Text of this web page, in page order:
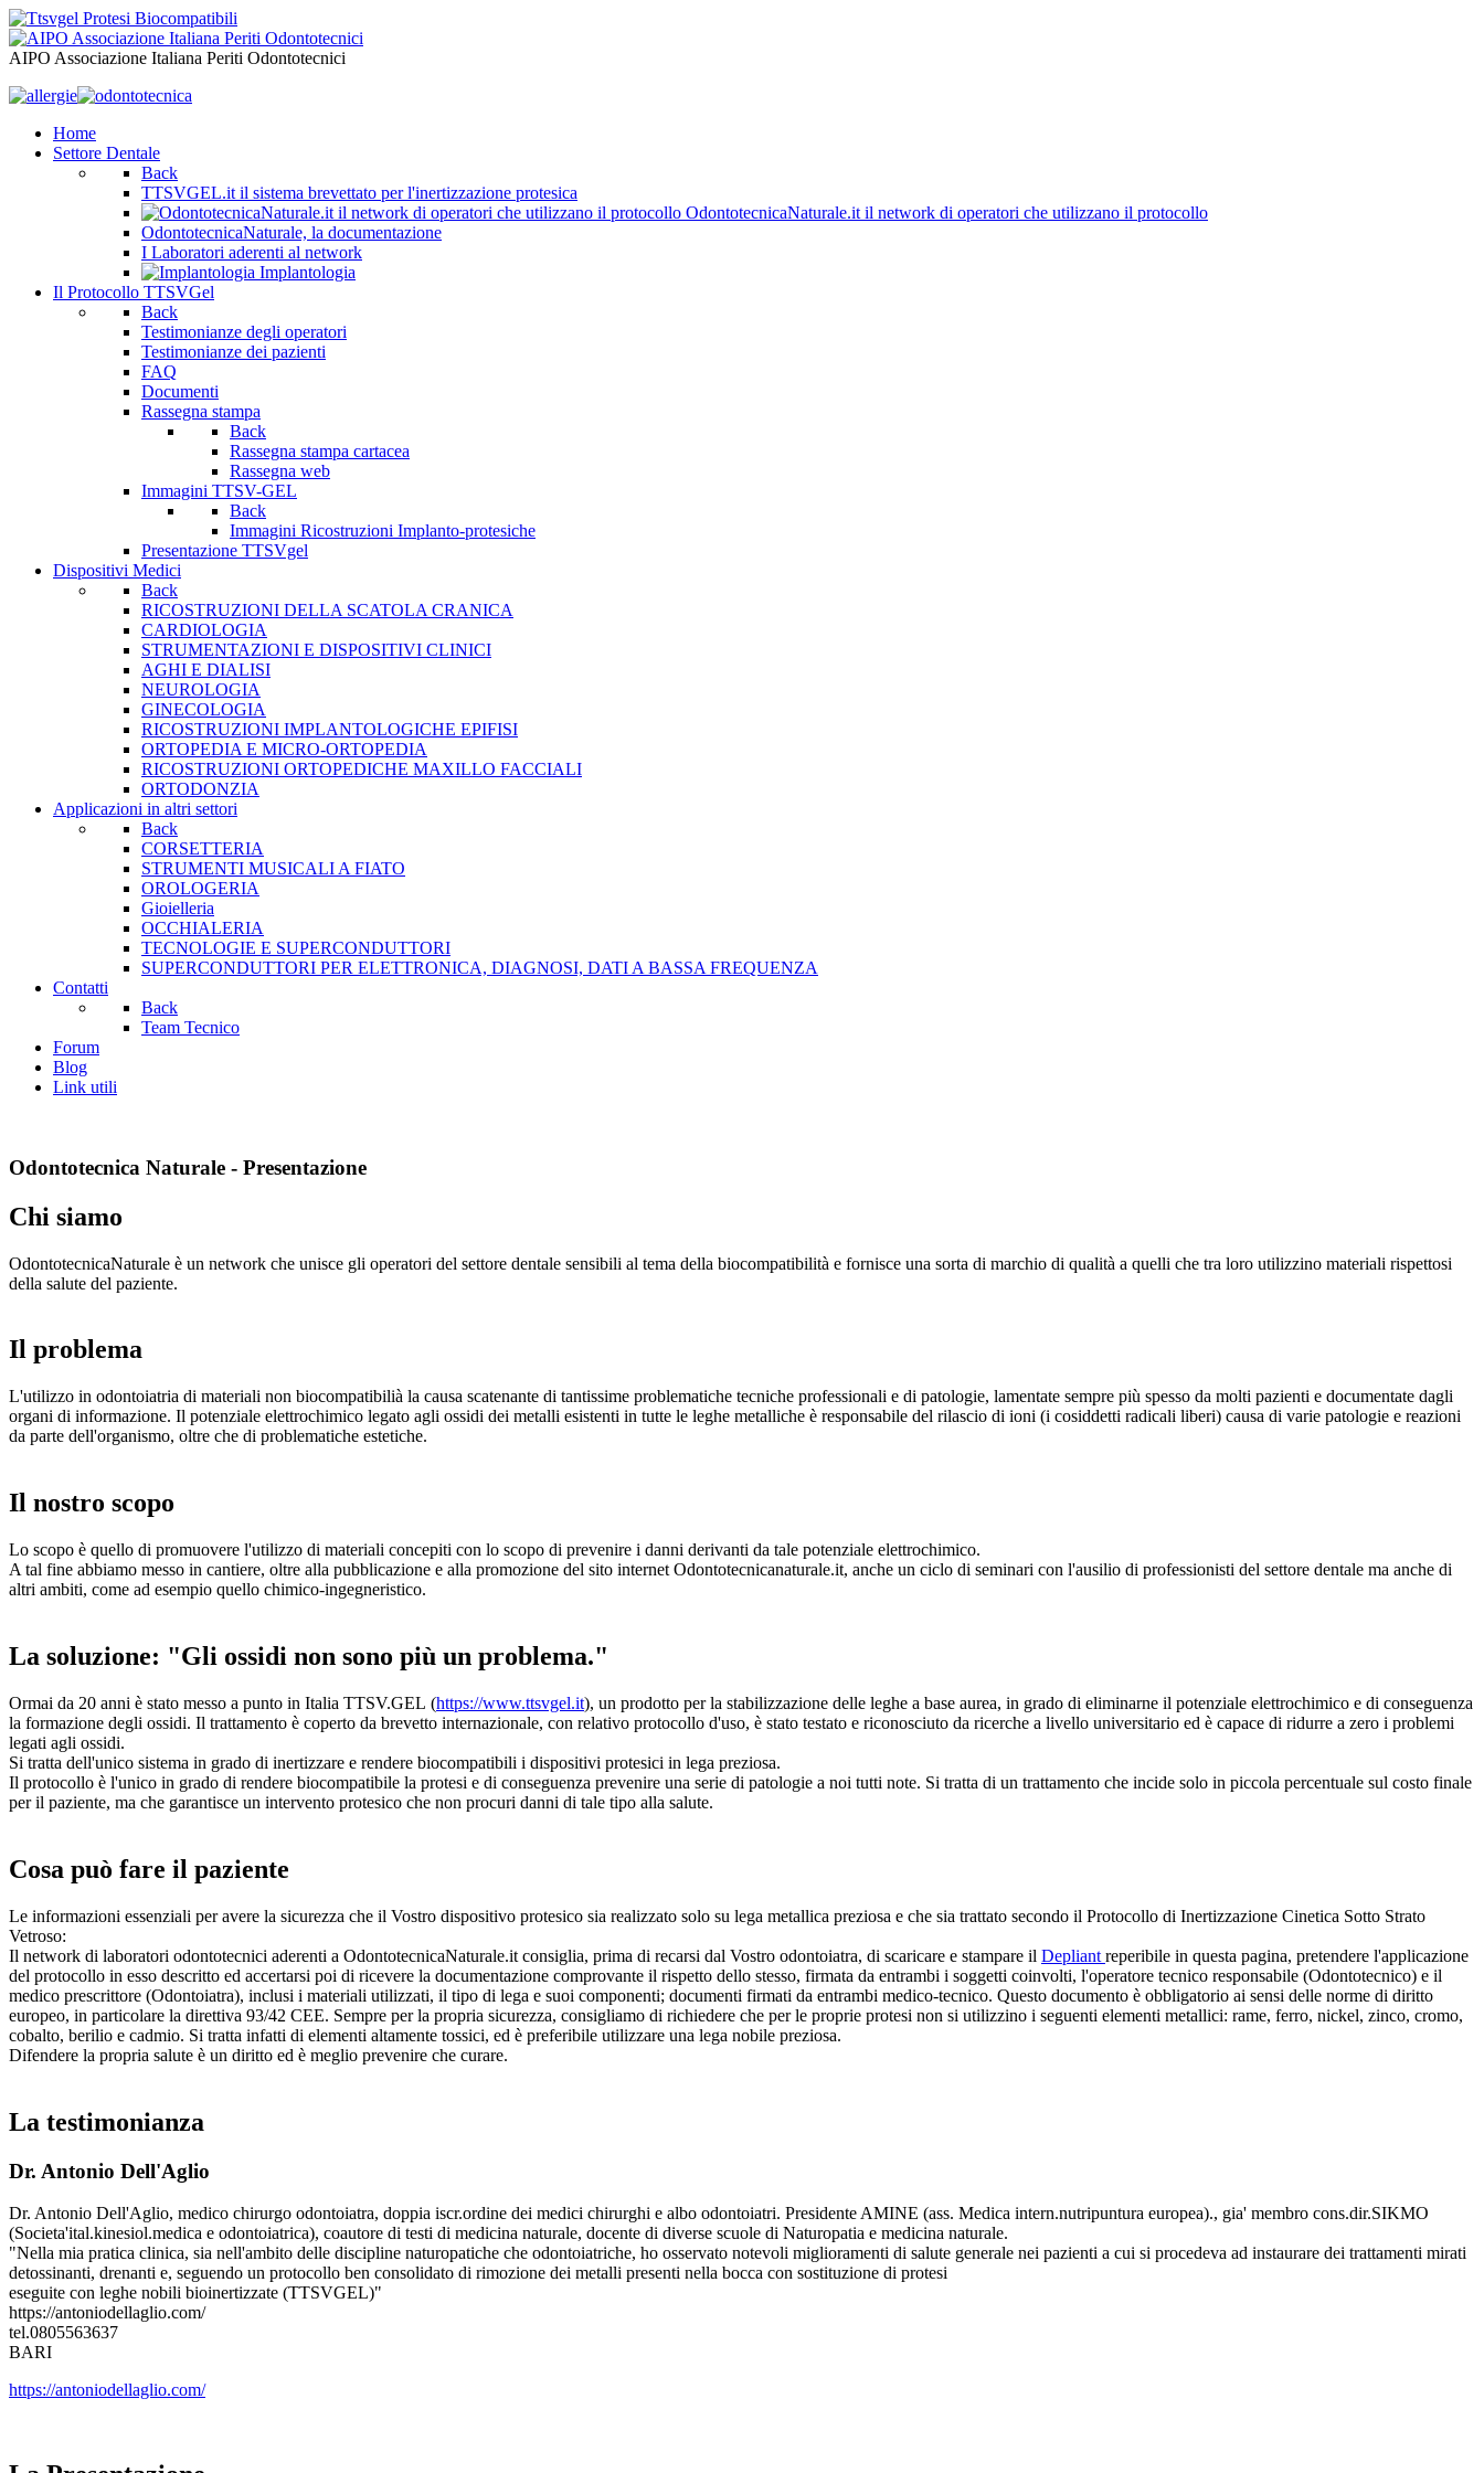
AIPO Associazione Italiana Periti Odontotecnici
Home
Settore Dentale
Back
TTSVGEL.it il sistema brevettato per l'inertizzazione protesica
OdontotecnicaNaturale.it il network di operatori che utilizzano il protocollo
OdontotecnicaNaturale, la documentazione
I Laboratori aderenti al network
Implantologia
Il Protocollo TTSVGel
Back
Testimonianze degli operatori
Testimonianze dei pazienti
FAQ
Documenti
Rassegna stampa
Back
Rassegna stampa cartacea
Rassegna web
Immagini TTSV-GEL
Back
Immagini Ricostruzioni Implanto-protesiche
Presentazione TTSVgel
Dispositivi Medici
Back
RICOSTRUZIONI DELLA SCATOLA CRANICA
CARDIOLOGIA
STRUMENTAZIONI E DISPOSITIVI CLINICI
AGHI E DIALISI
NEUROLOGIA
GINECOLOGIA
RICOSTRUZIONI IMPLANTOLOGICHE EPIFISI
ORTOPEDIA E MICRO-ORTOPEDIA
RICOSTRUZIONI ORTOPEDICHE MAXILLO FACCIALI
ORTODONZIA
Applicazioni in altri settori
Back
CORSETTERIA
STRUMENTI MUSICALI A FIATO
OROLOGERIA
Gioielleria
OCCHIALERIA
TECNOLOGIE E SUPERCONDUTTORI
SUPERCONDUTTORI PER ELETTRONICA, DIAGNOSI, DATI A BASSA FREQUENZA
Contatti
Back
Team Tecnico
Forum
Blog
Link utili
Odontotecnica Naturale - Presentazione
Chi siamo
OdontotecnicaNaturale è un network che unisce gli operatori del settore dentale sensibili al tema della biocompatibilità e fornisce una sorta di marchio di qualità a quelli che tra loro utilizzino materiali rispettosi
della salute del paziente.
Il problema
L'utilizzo in odontoiatria di materiali non biocompatibilià la causa scatenante di tantissime problematiche tecniche professionali e di patologie, lamentate sempre più spesso da molti pazienti e documentate dagli
organi di informazione. Il potenziale elettrochimico legato agli ossidi dei metalli esistenti in tutte le leghe metalliche è responsabile del rilascio di ioni (i cosiddetti radicali liberi) causa di varie patologie e reazioni
da parte dell'organismo, oltre che di problematiche estetiche.
Il nostro scopo
Lo scopo è quello di promuovere l'utilizzo di materiali concepiti con lo scopo di prevenire i danni derivanti da tale potenziale elettrochimico.
A tal fine abbiamo messo in cantiere, oltre alla pubblicazione e alla promozione del sito internet Odontotecnicanaturale.it, anche un ciclo di seminari con l'ausilio di professionisti del settore dentale ma anche di
altri ambiti, come ad esempio quello chimico-ingegneristico.
La soluzione: "Gli ossidi non sono più un problema."
Ormai da 20 anni è stato messo a punto in Italia TTSV.GEL (https://www.ttsvgel.it), un prodotto per la stabilizzazione delle leghe a base aurea, in grado di eliminarne il potenziale elettrochimico e di conseguenza
la formazione degli ossidi. Il trattamento è coperto da brevetto internazionale, con relativo protocollo d'uso, è stato testato e riconosciuto da ricerche a livello universitario ed è capace di ridurre a zero i problemi
legati agli ossidi.
Si tratta dell'unico sistema in grado di inertizzare e rendere biocompatibili i dispositivi protesici in lega preziosa.
Il protocollo è l'unico in grado di rendere biocompatibile la protesi e di conseguenza prevenire una serie di patologie a noi tutti note. Si tratta di un trattamento che incide solo in piccola percentuale sul costo finale
per il paziente, ma che garantisce un intervento protesico che non procuri danni di tale tipo alla salute.
Cosa può fare il paziente
Le informazioni essenziali per avere la sicurezza che il Vostro dispositivo protesico sia realizzato solo su lega metallica preziosa e che sia trattato secondo il Protocollo di Inertizzazione Cinetica Sotto Strato
Vetroso:
Il network di laboratori odontotecnici aderenti a OdontotecnicaNaturale.it consiglia, prima di recarsi dal Vostro odontoiatra, di scaricare e stampare il Depliant reperibile in questa pagina, pretendere l'applicazione
del protocollo in esso descritto ed accertarsi poi di ricevere la documentazione comprovante il rispetto dello stesso, firmata da entrambi i soggetti coinvolti, l'operatore tecnico responsabile (Odontotecnico) e il
medico prescrittore (Odontoiatra), inclusi i materiali utilizzati, il tipo di lega e suoi componenti; documenti firmati da entrambi medico-tecnico. Questo documento è obbligatorio ai sensi delle norme di diritto
europeo, in particolare la direttiva 93/42 CEE. Sempre per la propria sicurezza, consigliamo di richiedere che per le proprie protesi non si utilizzino i seguenti elementi metallici: rame, ferro, nickel, zinco, cromo,
cobalto, berilio e cadmio. Si tratta infatti di elementi altamente tossici, ed è preferibile utilizzare una lega nobile preziosa.
Difendere la propria salute è un diritto ed è meglio prevenire che curare.
La testimonianza
Dr. Antonio Dell'Aglio
Dr. Antonio Dell'Aglio, medico chirurgo odontoiatra, doppia iscr.ordine dei medici chirurghi e albo odontoiatri. Presidente AMINE (ass. Medica intern.nutripuntura europea)., gia' membro cons.dir.SIKMO
(Societa'ital.kinesiol.medica e odontoiatrica), coautore di testi di medicina naturale, docente di diverse scuole di Naturopatia e medicina naturale.
"Nella mia pratica clinica, sia nell'ambito delle discipline naturopatiche che odontoiatriche, ho osservato notevoli miglioramenti di salute generale nei pazienti a cui si procedeva ad instaurare dei trattamenti mirati
detossinanti, drenanti e, seguendo un protocollo ben consolidato di rimozione dei metalli presenti nella bocca con sostituzione di protesi
eseguite con leghe nobili bioinertizzate (TTSVGEL)"
https://antoniodellaglio.com/
tel.0805563637
BARI
https://antoniodellaglio.com/